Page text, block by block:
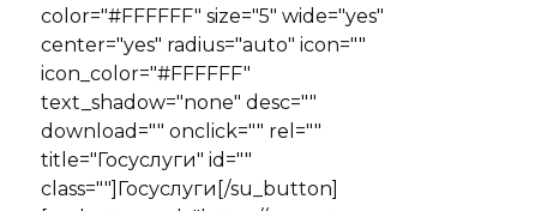
color="#FFFFFF" size="5" wide="yes"
center="yes" radius="auto" icon=""
icon_color="#FFFFFF"
text_shadow="none" desc=""
download="" onclick="" rel=""
title="Госуслуги" id=""
class=""]Госуслуги[/su_button]